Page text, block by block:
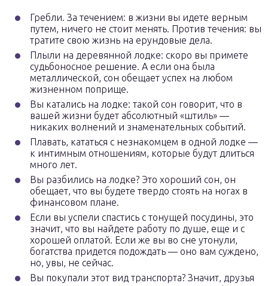
Гребли. За течением: в жизни вы идете верным
путем, ничего не стоит менять. Против течения: вы
тратите свою жизнь на ерундовые дела.
Плыли на деревянной лодке: скоро вы примете
судьбоносное решение. А если она была
металлической, сон обещает успех на любом
жизненном поприще.
Вы катались на лодке: такой сон говорит, что в
вашей жизни будет абсолютный «штиль» —
никаких волнений и знаменательных событий.
Плавать, кататься с незнакомцем в одной лодке —
к интимным отношениям, которые будут длиться
много лет.
Вы разбились на лодке? Это хороший сон, он
обещает, что вы будете твердо стоять на ногах в
финансовом плане.
Если вы успели спастись с тонущей посудины, это
значит, что вы найдете работу по душе, еще и с
хорошей оплатой. Если же вы во сне утонули,
богатства придется подождать — оно вам суждено,
но, увы, не сейчас.
Вы покупали этот вид транспорта? Значит, друзья